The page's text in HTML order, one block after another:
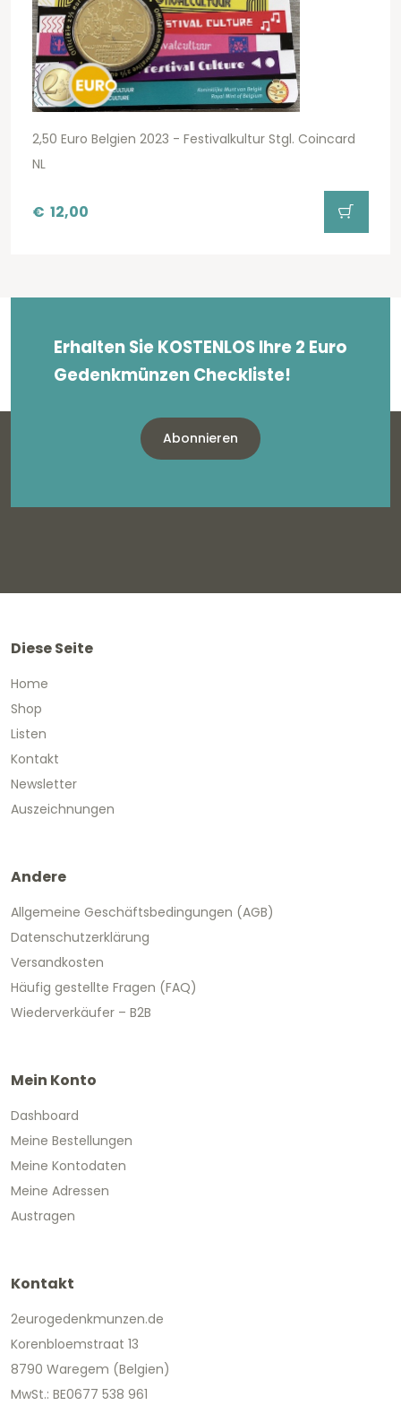
2,50 Euro Belgien 2023 - Festivalkultur Stgl. Coincard
NL
€ 12,00
Erhalten Sie KOSTENLOS Ihre 2 Euro
Gedenkmünzen Checkliste!
Abonnieren
Diese Seite
Home
Shop
Listen
Kontakt
Newsletter
Auszeichnungen
Andere
Allgemeine Geschäftsbedingungen (AGB)
Datenschutzerklärung
Versandkosten
Häufig gestellte Fragen (FAQ)
Wiederverkäufer – B2B
Mein Konto
Dashboard
Meine Bestellungen
Meine Kontodaten
Meine Adressen
Austragen
Kontakt
2eurogedenkmunzen.de
Korenbloemstraat 13
8790 Waregem (Belgien)
MwSt.: BE0677 538 961